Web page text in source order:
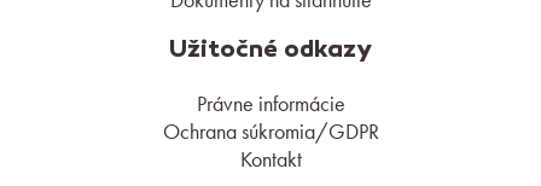
Užitočné odkazy
Právne informácie
Ochrana súkromia/GDPR
Kontakt